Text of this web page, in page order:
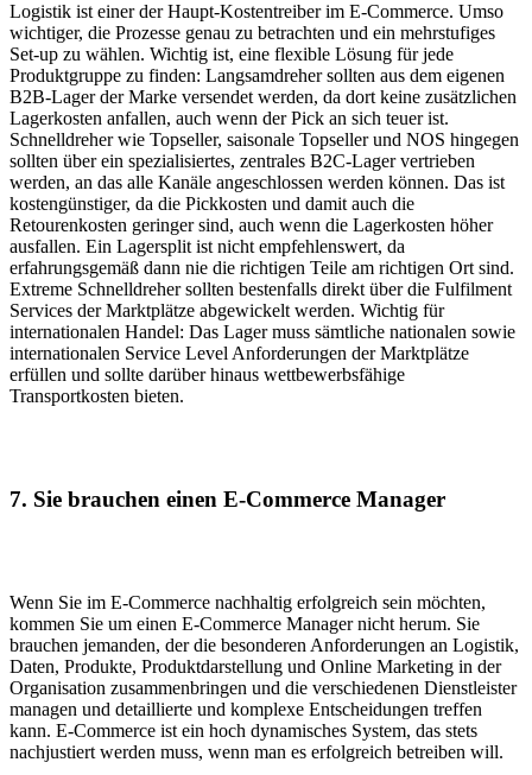
Logistik ist einer der Haupt-Kostentreiber im E-Commerce. Umso
wichtiger, die Prozesse genau zu betrachten und ein mehrstufiges
Set-up zu wählen. Wichtig ist, eine flexible Lösung für jede
Produktgruppe zu finden: Langsamdreher sollten aus dem eigenen
B2B-Lager der Marke versendet werden, da dort keine zusätzlichen
Lagerkosten anfallen, auch wenn der Pick an sich teuer ist.
Schnelldreher wie Topseller, saisonale Topseller und NOS hingegen
sollten über ein spezialisiertes, zentrales B2C-Lager vertrieben
werden, an das alle Kanäle angeschlossen werden können. Das ist
kostengünstiger, da die Pickkosten und damit auch die
Retourenkosten geringer sind, auch wenn die Lagerkosten höher
ausfallen. Ein Lagersplit ist nicht empfehlenswert, da
erfahrungsgemäß dann nie die richtigen Teile am richtigen Ort sind.
Extreme Schnelldreher sollten bestenfalls direkt über die Fulfilment
Services der Marktplätze abgewickelt werden. Wichtig für
internationalen Handel: Das Lager muss sämtliche nationalen sowie
internationalen Service Level Anforderungen der Marktplätze
erfüllen und sollte darüber hinaus wettbewerbsfähige
Transportkosten bieten.
7. Sie brauchen einen E-Commerce Manager
Wenn Sie im E-Commerce nachhaltig erfolgreich sein möchten,
kommen Sie um einen E-Commerce Manager nicht herum. Sie
brauchen jemanden, der die besonderen Anforderungen an Logistik,
Daten, Produkte, Produktdarstellung und Online Marketing in der
Organisation zusammenbringen und die verschiedenen Dienstleister
managen und detaillierte und komplexe Entscheidungen treffen
kann. E-Commerce ist ein hoch dynamisches System, das stets
nachjustiert werden muss, wenn man es erfolgreich betreiben will.